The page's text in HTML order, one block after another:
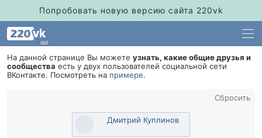
Попробовать новую версию сайта 220vk
old
На данной странице Вы можете узнать, какие общие друзья и
сообщества есть у двух пользователей социальной сети
Контакте. Посмотреть на примере.
Сбросить
Дмитрий Куплино